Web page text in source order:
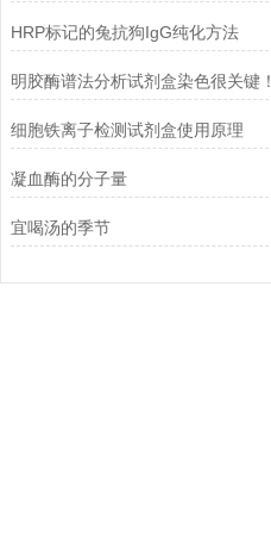
HRP标记的兔抗狗IgG纯化方法
明胶酶谱法分析试剂盒染色很关键！
细胞铁离子检测试剂盒使用原理
凝血酶的分子量
宜喝汤的季节